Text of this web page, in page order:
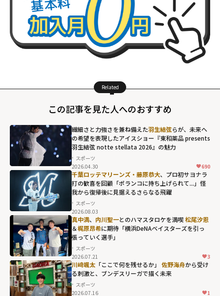
Related
この記事を見た人へのおすすめ
繊細さと力強さを兼ね備えた羽生結弦らが、未来へ
の希望を表現したアイスショー『東和薬品 presents
羽生結弦 notte stellata 2026』の魅力
スポーツ
2026.04.30
690
千葉ロッテマリーンズ・藤原恭大、プロ初サヨナラ
打の歓喜を回顧「ポランコに持ち上げられて...」怪
我から復帰後に見据えるさらなる飛躍
スポーツ
2026.08.03
真中満、 内川聖一とのハマスタロケを満喫松尾汐恩
＆梶原昂希に期待「横浜DeNAベイスターズを引っ
張っていく選手」
スポーツ
2026.07.21
3
川﨑颯太 「ここで何を残せるか」 佐野海舟から受け
る刺激と、ブンデスリーガで描く未来
スポーツ
2026.07.16
1